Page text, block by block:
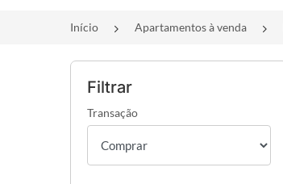
Início Apartamentos à venda
Filtrar
Transação